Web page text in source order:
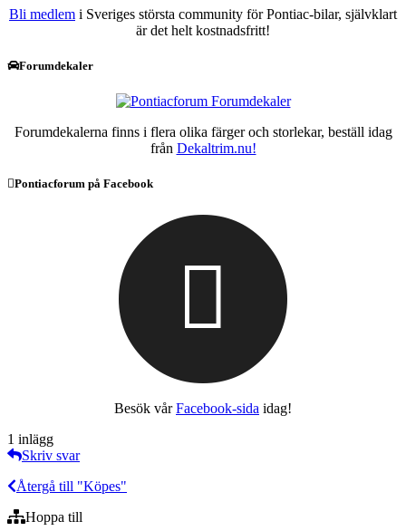
Bli medlem i Sveriges största community för Pontiac-bilar, självklart
är det helt kostnadsfritt!
Forumdekaler
Forumdekalerna finns i flera olika färger och storlekar, beställ idag
från Dekaltrim.nu!
Pontiacforum på Facebook
Besök vårFacebook-sida idag!
1 inlägg
Skriv svar
Återgå till "Köpes"
Hoppa till